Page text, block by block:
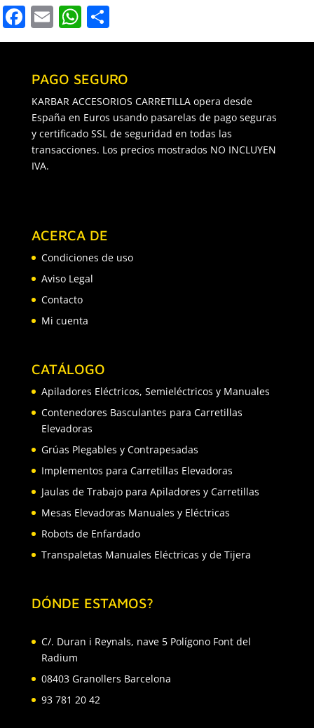
Facebook
EmailWhatsApp
PAGO SEGURO
KARBAR ACCESORIOS CARRETILLA opera desde
España en Euros usando pasarelas de pago seguras
y certificado SSL de seguridad en todas las
transacciones. Los precios mostrados NO INCLUYEN
IVA.
ACERCA DE
Condiciones de uso
Aviso Legal
Contacto
Mi cuenta
CATÁLOGO
Apiladores Eléctricos, Semieléctricos y Manuales
Contenedores Basculantes para Carretillas
Elevadoras
Grúas Plegables y Contrapesadas
Implementos para Carretillas Elevadoras
Jaulas de Trabajo para Apiladores y Carretillas
Mesas Elevadoras Manuales y Eléctricas
Robots de Enfardado
Transpaletas Manuales Eléctricas y de Tijera
DÓNDE ESTAMOS?
C/. Duran i Reynals, nave 5 Polígono Font del
Radium
08403 Granollers Barcelona
93 781 20 42